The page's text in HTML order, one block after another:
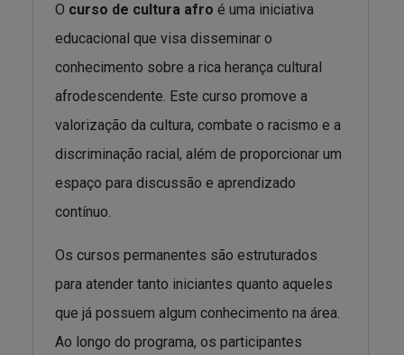
O curso de cultura afro é uma iniciativa
educacional que visa disseminar o
conhecimento sobre a rica herança cultural
afrodescendente. Este curso promove a
valorização da cultura, combate o racismo e a
discriminação racial, além de proporcionar um
espaço para discussão e aprendizado
contínuo.
Os cursos permanentes são estruturados
para atender tanto iniciantes quanto aqueles
que já possuem algum conhecimento na área.
Ao longo do programa, os participantes